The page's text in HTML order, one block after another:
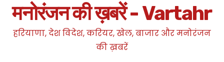
मनोरंजन की ख़बरें - Vartahr
हरियाणा, देश विदेश, करियर, खेल, बाजार और मनोरंजन
की ख़बरें